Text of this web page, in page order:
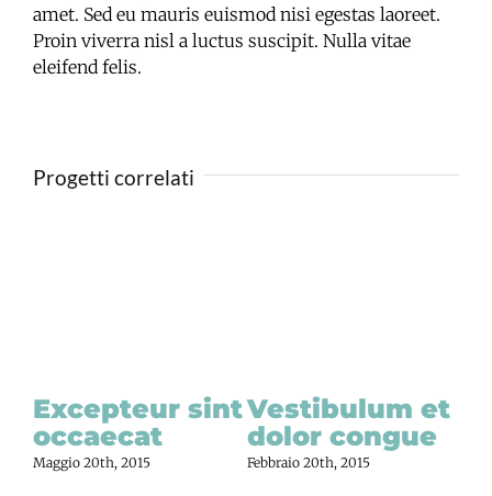
amet. Sed eu mauris euismod nisi egestas laoreet.
Proin viverra nisl a luctus suscipit. Nulla vitae
eleifend felis.
Progetti correlati
Excepteur sint
occaecat
Maggio 20th, 2015
Vestibulum et
dolor congue
Febbraio 20th, 2015